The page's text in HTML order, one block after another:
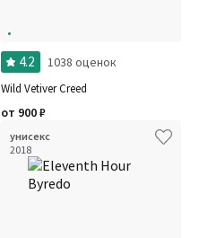
4.2 1038 оценок
Wild Vetiver Creed
от 900₽
унисекс
2018